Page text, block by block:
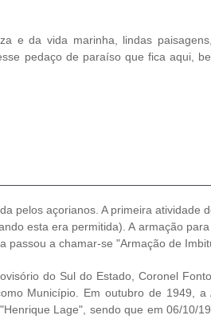
e da vida marinha, lindas
pedaço de paraíso que fica aqui,
pelos açorianos. A primeira atividade
esta era permitida). A armação
passou a chamar-se "Armação de
do Sul do Estado, Coronel
Município. Em outubro de 1949, a
Lage", sendo que em 06/10/